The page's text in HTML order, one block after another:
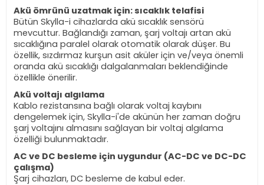
Akü ömrünü uzatmak için: sıcaklık telafisi
Bütün Skylla-i cihazlarda akü sıcaklık sensörü
mevcuttur. Bağlandığı zaman, şarj voltajı artan akü
sıcaklığına paralel olarak otomatik olarak düşer. Bu
özellik, sızdırmaz kurşun asit aküler için ve/veya önemli
oranda akü sıcaklığı dalgalanmaları beklendiğinde
özellikle önerilir.
Akü voltajı algılama
Kablo rezistansına bağlı olarak voltaj kaybını
dengelemek için, Skylla-i'de akünün her zaman doğru
şarj voltajını almasını sağlayan bir voltaj algılama
özelliği bulunmaktadır.
AC ve DC besleme için uygundur (AC-DC ve DC-DC
çalışma)
Şarj cihazları, DC besleme de kabul eder.